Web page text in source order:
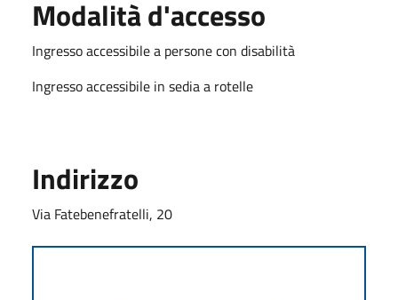
Modalità d'accesso
Ingresso accessibile a persone con disabilità
Ingresso accessibile in sedia a rotelle
Indirizzo
Via Fatebenefratelli, 20